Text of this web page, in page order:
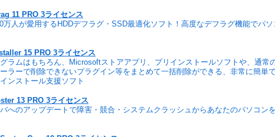
11 PRO 3ライセンス
万人が愛用するHDDデフラグ・SSD最適化ソフト！高度なデフラグ機能でパソ
15 PRO 3ライセンス
ラムはもちろん、Microsoftストアアプリ、プリインストールソフトや、通常
ラーで削除できないプラグイン等をまとめて一括削除ができる、非常に簡単
ンストール支援ソフト
13 PRO 3ライセンス
へのアップデートで障害・競合・システムクラッシュからあなたのパソコン